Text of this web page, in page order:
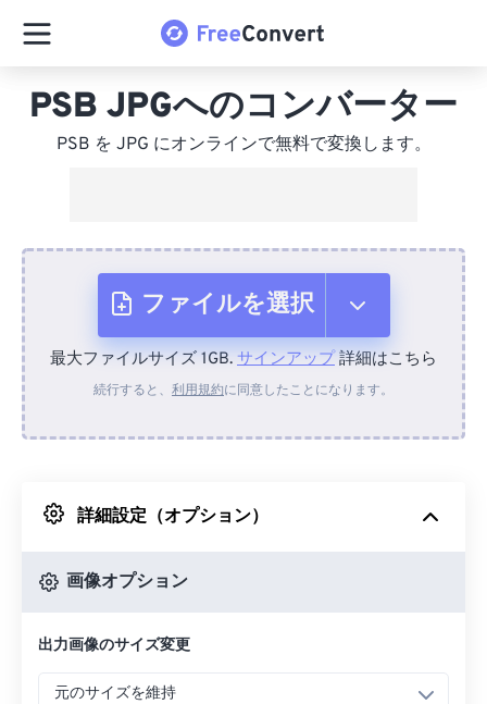
PSB JPGへのコンバーター
PSB を JPG にオンラインで無料で変換します。
ファイルを選択
デバイスから
Googleドライブから
URLから
最大ファイルサイズ 1GB. サインアップ詳細はこちら
続行すると、 利用規約に同意したことになります。
詳細設定（オプション）
画像オプション
出力画像のサイズ変更
元のサイズを維持